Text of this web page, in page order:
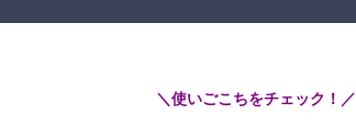
＼使いごこちをチェック！／